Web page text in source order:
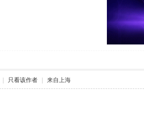
只看该作者 来自上海